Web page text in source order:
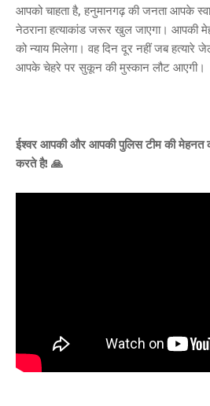
आपको चाहता है, हनुमानगढ़ की जनता आपके
नेठराना हत्याकांड जरूर खुल जाएगा। आपकी
को न्याय मिलेगा। वह दिन दूर नहीं जब
आपके चेहरे पर सुकून की मुस्कान लौट आएगी।
ईश्वर आपकी और आपकी पुलिस टीम की मेहनत
करते है! 🙏